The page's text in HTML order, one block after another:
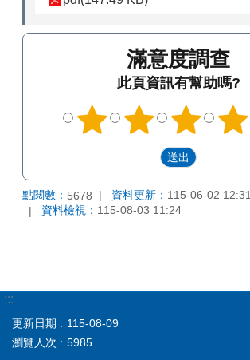
滿意度調查
此頁資訊有幫助嗎?
點閱數： 5678 資料更新： 115-06-02 12:31
資料檢視： 115-08-03 11:24
:::
更新日期
115-08-09
瀏覽人次
5985